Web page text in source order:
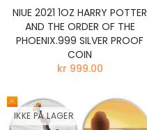
NIUE 2021 1OZ HARRY POTTER
AND THE ORDER OF THE
PHOENIX.999 SILVER PROOF
COIN
kr 999.00
IKKE PÅ LAGER